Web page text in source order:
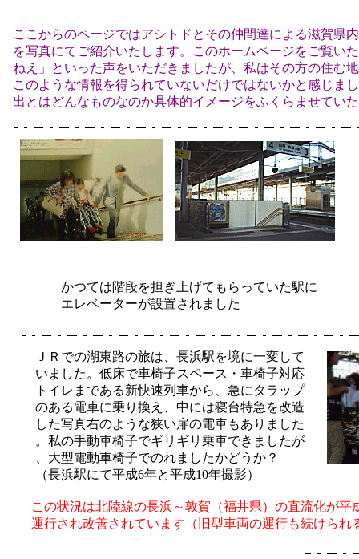
ここからのページではアシトドとその仲間達による滋賀県
を写真にてご紹介いたします。このホームページをご覧い
ねえ」といった声をいただきましたが、私はその方の住む
このような情報を得られていないだけではないかと感じま
出とはどんなものなのか具体的イメージをふくらませてい
かつては階段を担ぎ上げてもらっていた駅に
エレベーターが設置されました
ＪＲでの湖東路の旅は、長浜駅を境に一変して
いました。低床で車椅子スペース・車椅子対応
トイレまである新快速列車から、急にタラップ
のある電車に乗り換え、中には寝台特急を改造
した写真右のような狭い扉の電車もありました
。私の手動車椅子でギリギリ乗車できましたが
、大型電動車椅子でのれましたかどうか？
（長浜駅にて平成6年と平成10年撮影）
この状況は北陸線の長浜～敦賀（福井県）の直流化が
運行され改善されています（旧型車両の運行も続けられ